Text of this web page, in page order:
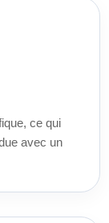
ce qui
avec un